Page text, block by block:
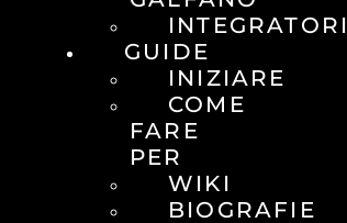
INTEGRATORI
GUIDE
INIZIARE
COME
FARE
PER
WIKI
BIOGRAFIE